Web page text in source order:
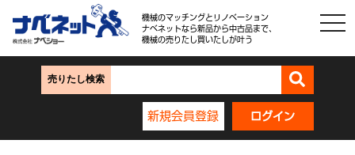
機械のマッチングとリノベーション
ナベネットなら新品から中古品まで、
機械の売りたし買いたしが叶う
売りたし検索
新規会員登録 ログイン